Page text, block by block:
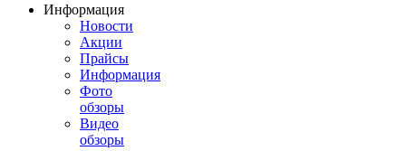
Информация
Новости
Акции
Прайсы
Информация
Фото
обзоры
Видео
обзоры